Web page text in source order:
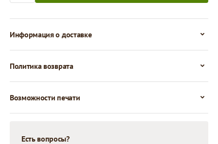
Информация о доставке
Политика возврата
Возможности печати
Есть вопросы?